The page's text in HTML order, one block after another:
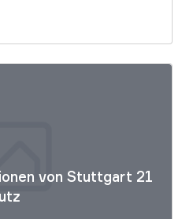
von Stuttgart 21